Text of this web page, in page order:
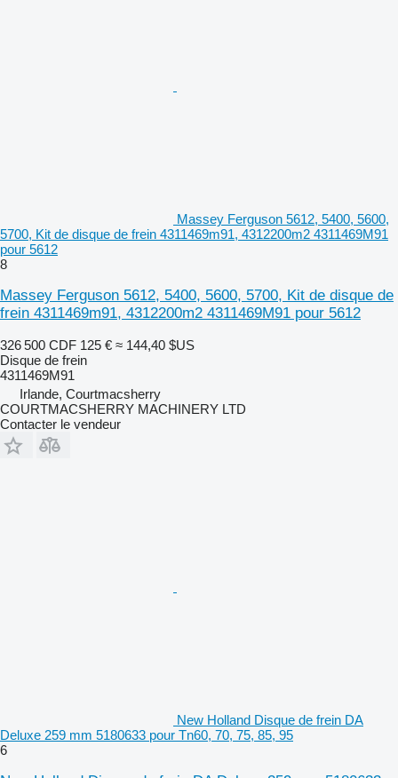
Massey Ferguson 5612, 5400, 5600,
5700, Kit de disque de frein 4311469m91, 4312200m2 4311469M91
pour 5612
8
Massey Ferguson 5612, 5400, 5600, 5700, Kit de disque de
frein 4311469m91, 4312200m2 4311469M91 pour 5612
326 500 CDF 125 € ≈ 144,40 $US
Disque de frein
4311469M91
Irlande, Courtmacsherry
COURTMACSHERRY MACHINERY LTD
Contacter le vendeur
New Holland Disque de frein DA
Deluxe 259 mm 5180633 pour Tn60, 70, 75, 85, 95
6